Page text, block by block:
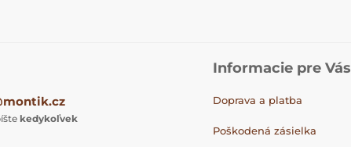
kedykoľvek
Informacie pre Vás
Doprava a platba
Poškodená zásielka